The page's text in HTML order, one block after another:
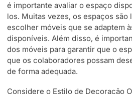
é importante avaliar o espaço
los. Muitas vezes, os espaços
escolher móveis que se adaptem
disponíveis. Além disso, é
dos móveis para garantir que o
que os colaboradores possam
de forma adequada.
Considere o Estilo de Decoração